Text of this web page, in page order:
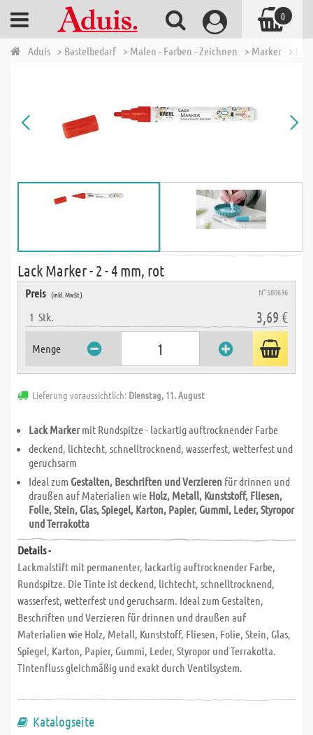
Aduis > Bastelbedarf > Malen - Farben - Zeichnen > Marker >
Lack Marker - 2 - 4 mm, rot
Preis (inkl. MwSt.) N° 500636
1 Stk. 3,69 €
Menge
Lieferung voraussichtlich: Dienstag, 11. August
Lack Markermit Rundspitze - lackartig auftrocknender Farbe
deckend, lichtecht, schnelltrocknend, wasserfest, wetterfest und
geruchsarm
Ideal zum Gestalten, Beschriften und Verzieren für drinnen und
draußen auf Materialien wie Holz, Metall, Kunststoff, Fliesen,
Folie, Stein, Glas, Spiegel, Karton, Papier, Gummi, Leder, Styropor
und Terrakotta
Details -
Lackmalstift mit permanenter, lackartig auftrocknender Farbe,
Rundspitze. Die Tinte ist deckend, lichtecht, schnelltrocknend,
wasserfest, wetterfest und geruchsarm. Ideal zum Gestalten,
Beschriften und Verzieren für drinnen und draußen auf
Materialien wie Holz, Metall, Kunststoff, Fliesen, Folie, Stein, Glas,
Spiegel, Karton, Papier, Gummi, Leder, Styropor und Terrakotta.
Tintenfluss gleichmäßig und exakt durch Ventilsystem.
Katalogseite
0